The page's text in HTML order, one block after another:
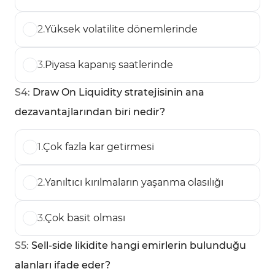
2.Yüksek volatilite dönemlerinde
3.Piyasa kapanış saatlerinde
S4: Draw On Liquidity stratejisinin ana
dezavantajlarından biri nedir?
1.Çok fazla kar getirmesi
2.Yanıltıcı kırılmaların yaşanma olasılığı
3.Çok basit olması
S5: Sell-side likidite hangi emirlerin bulunduğu
alanları ifade eder?